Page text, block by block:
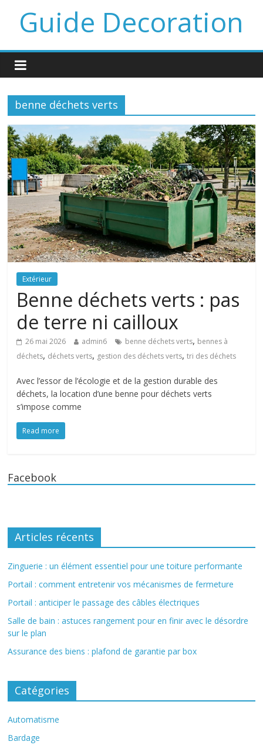
Guide Decoration
benne déchets verts
Extérieur
Benne déchets verts : pas
de terre ni cailloux
26 mai 2026 admin6 benne déchets verts, bennes à
déchets, déchets verts, gestion des déchets verts,tri des déchets
Avec l’essor de l’écologie et de la gestion durable des
déchets, la location d’une benne pour déchets verts
s’impose comme
Read more
Facebook
Articles récents
Zinguerie : un élément essentiel pour une toiture performante
Portail : comment entretenir vos mécanismes de fermeture
Portail : anticiper le passage des câbles électriques
Salle de bain : astuces rangement pour en finir avec le désordre
sur le plan
Assurance des biens : plafond de garantie par box
Catégories
Automatisme
Bardage